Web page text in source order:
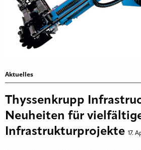
Aktuelles
Thyssenkrupp
Neuheiten für
Infrastrukturprojekte 17.